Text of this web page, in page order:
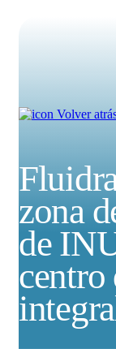
Volver
zona
de
centro